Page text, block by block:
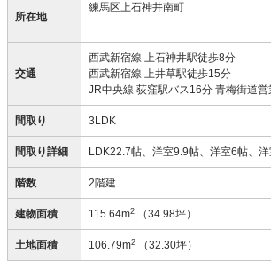
所在地
練馬区上石神井南町
交通
西武新宿線 上石神井駅徒歩8分
西武新宿線 上井草駅徒歩15分
JR中央線 荻窪駅バス16分 青梅街道
間取り 3LDK
間取り詳細 LDK22.7帖、洋室9.9帖、洋室6帖、
階数 2階建
建物面積 115.64m2 （34.98坪）
土地面積 106.79m2 （32.30坪）